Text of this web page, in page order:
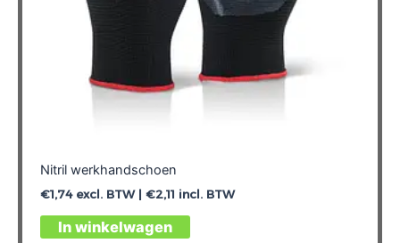
Nitril werkhandschoen
€1,74excl. BTW | €2,11 incl. BTW
In winkelwagen
Dit
product